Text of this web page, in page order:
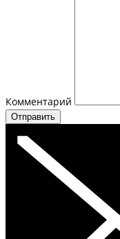
Комментарий
Отправить